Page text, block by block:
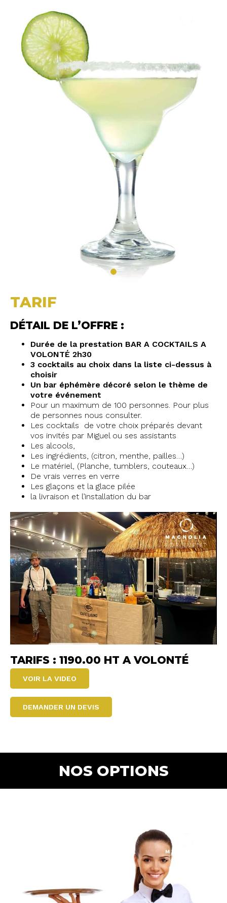
TARIF
DÉTAIL DE L’OFFRE :
Durée de la prestation BAR A COCKTAILS A
VOLONTÉ 2h30
3 cocktails au choix dans la liste ci-dessus à
choisir
Un bar éphémère décoré selon le thème de
votre événement
Pour un maximum de 100 personnes. Pour plus
de personnes nous consulter.
Les cocktails de votre choix préparés devant
vos invités par Miguel ou ses assistants
Les alcools,
Les ingrédients, (citron, menthe, pailles…)
Le matériel, (Planche, tumblers, couteaux…)
De vrais verres en verre
Les glaçons et la glace pilée
la livraison et l’installation du bar
TARIFS : 1190.00 HT A VOLONTÉ
VOIR LA VIDEO
DEMANDER UN DEVIS
NOS OPTIONS